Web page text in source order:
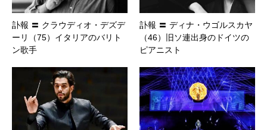
訃報 〓 クラウディオ・デズデ
ーリ（75）イタリアのバリト
ン歌手
訃報 〓 ディナ・ウゴルスカヤ
（46）旧ソ連出身のドイツの
ピアニスト